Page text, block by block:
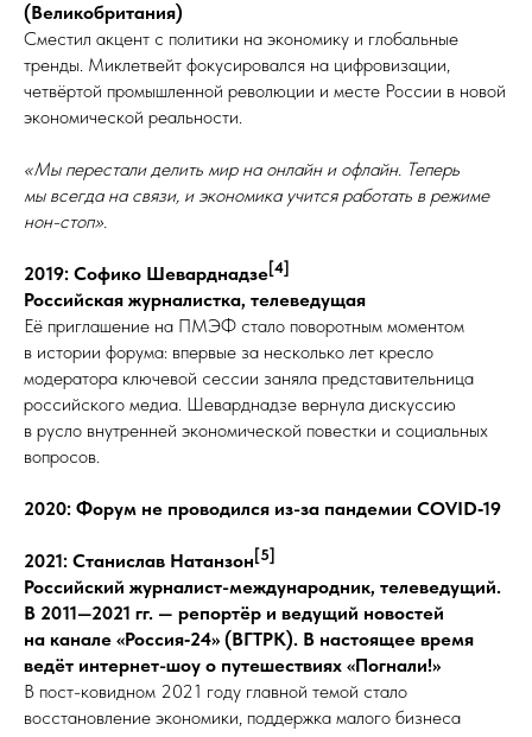
(Великобритания)
Сместил акцент с политики на экономику и глобальные
тренды. Миклетвейт фокусировался на цифровизации,
четвёртой промышленной революции и месте России в новой
экономической реальности.
«Мы перестали делить мир на онлайн и офлайн. Теперь
мы всегда на связи, и экономика учится работать в режиме
нон-стоп».
2019: Софико Шеварднадзе[4]
Российская журналистка, телеведущая
Её приглашение на ПМЭФ стало поворотным моментом
в истории форума: впервые за несколько лет кресло
модератора ключевой сессии заняла представительница
российского медиа. Шеварднадзе вернула дискуссию
в русло внутренней экономической повестки и социальных
вопросов.
2020: Форум не проводился из-за пандемии COVID‑19
2021: Станислав Натанзон[5]
Российский журналист-международник, телеведущий.
В 2011—2021 гг. — репортёр и ведущий новостей
на канале «Россия‑24» (ВГТРК). В настоящее время
ведёт интернет-шоу о путешествиях «Погнали!»
В пост-ковидном 2021 году главной темой стало
восстановление экономики, поддержка малого бизнеса